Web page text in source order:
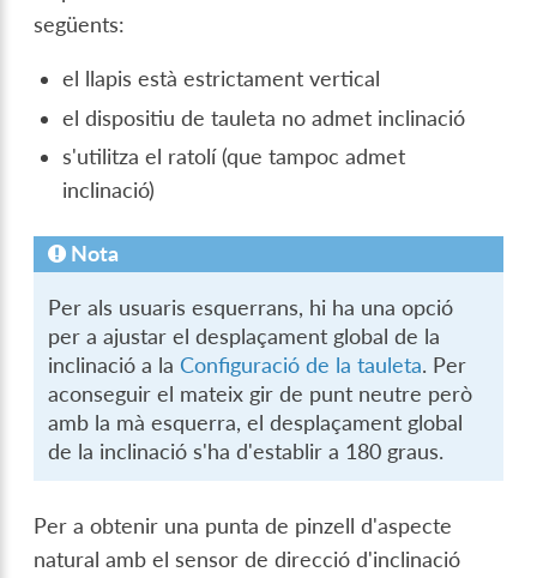
següents:
el llapis està estrictament vertical
el dispositiu de tauleta no admet inclinació
s'utilitza el ratolí (que tampoc admet
inclinació)
Nota
Per als usuaris esquerrans, hi ha una opció
per a ajustar el desplaçament global de la
inclinació a la Configuració de la tauleta. Per
aconseguir el mateix gir de punt neutre però
amb la mà esquerra, el desplaçament global
de la inclinació s'ha d'establir a 180 graus.
Per a obtenir una punta de pinzell d'aspecte
natural amb el sensor de direcció d'inclinació